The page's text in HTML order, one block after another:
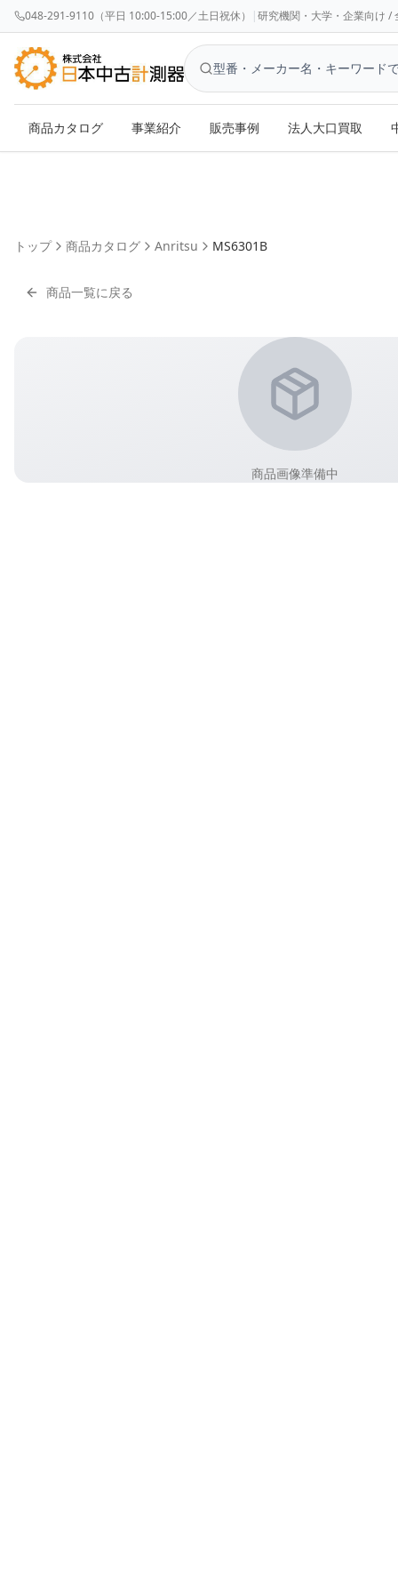
048-291-9110（平日 10:00-15:00／土日祝休） |研究機関・大学・企業向け
商品カタログ 事業紹介 販売事例 法人大口買取
トップ 商品カタログ Anritsu MS6301B
商品一覧に戻る
商品画像準備中